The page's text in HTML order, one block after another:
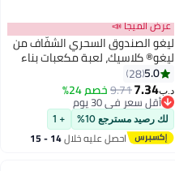
عرض الميجا 📣
ليغو الصندوق السحري الشفّاف من
ليغو® كلاسيك، لعبة مكعبات بناء
ملوّنة مصمّمة للعب الإبداعي
11040
5.0
28
د.ب‏7.34
9.71خصم 24%
أقل سعر في 30 يوم
أقل سعر في 30 يوم
لك رصيد مسترجع 10% + 1
احصل عليه خلال 14 - 15
اغسطس